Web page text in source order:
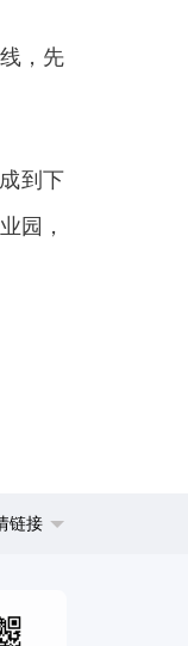
，先
到下
园，
链接